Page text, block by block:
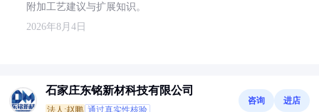
附加工艺建议与扩展知识。
2026年8月4日
石家庄东铭新材科技有限公司
法人:赵鹏 通过真实性核验
咨询 进店